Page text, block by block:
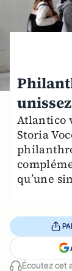
Atlantico
Storia
qu’une
Écoutez cet